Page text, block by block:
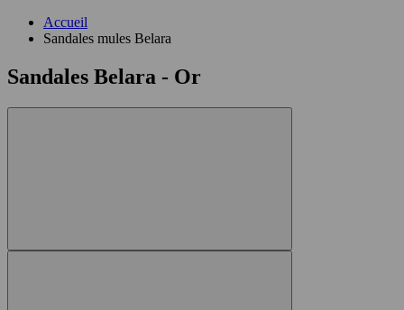
Accueil
Sandales mules Belara
Sandales Belara - Or